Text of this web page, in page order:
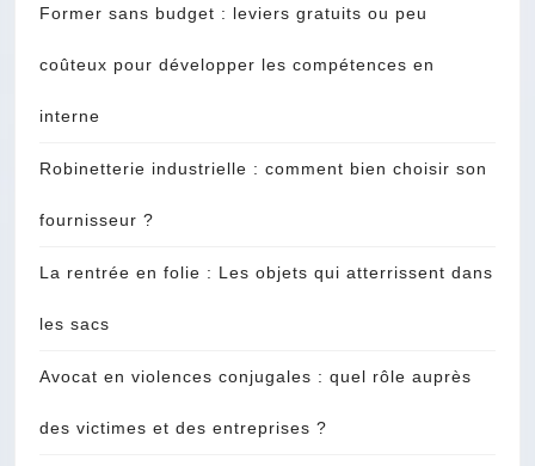
Former sans budget : leviers gratuits ou peu
coûteux pour développer les compétences en
interne
Robinetterie industrielle : comment bien choisir son
fournisseur ?
La rentrée en folie : Les objets qui atterrissent dans
les sacs
Avocat en violences conjugales : quel rôle auprès
des victimes et des entreprises ?